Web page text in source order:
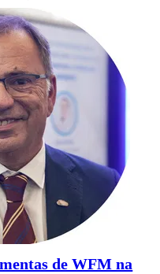
de WFM na